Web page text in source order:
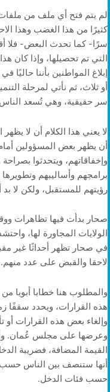
لم يتم فتح أي ملف من
كثيرًا من هذا الغضب وهذا
سرًا- كما تحدث البعض- فلا
التي تم تحصيلها، وإذا كان
إبلاغ المواطنين بأننا حاليًا
أو ثلاث، ثم نأتي لمرحلة
سر حقيقية، وهي تُسعد
لا يعني هذا الكلام أن لا
أن يظهر بعض المسؤولين
وإخفاقاتهم، ويتحدثوا
برامجهم وأساليبهم
رؤيتهم للمستقبل، ولكن لا
صحار بدأت فيها تظاهرات
الولايات المجاورة لها،
في صحار تظهر أحداثًا غير
لاحقا والقبض على عدد منهم.
والمطلوب هنا خطابا أبويا
هذه القرارات، ويحدد سقفًا
وإلغاء بعض هذه القرارات أو
وعرضها على مجلس عُمان.
القيمة المضافة، فضريبة
أنها ستنصف بين الناس حسب
حسب فئات الدخل.